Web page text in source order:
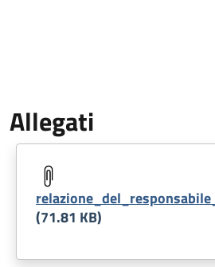
Allegati
(71.81 KB)